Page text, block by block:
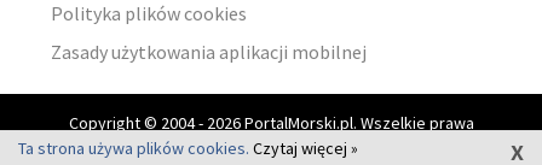
Polityka plików cookies
Zasady użytkowania aplikacji mobilnej
Copyright © 2004 - 2026 PortalMorski.pl. Wszelkie prawa
zastrzeżone.
Ta strona używa plików cookies. Czytaj więcej » x